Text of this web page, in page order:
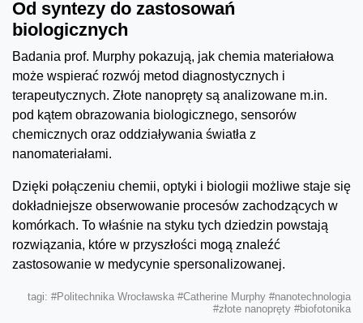
Od syntezy do zastosowań
biologicznych
Badania prof. Murphy pokazują, jak chemia materiałowa
może wspierać rozwój metod diagnostycznych i
terapeutycznych. Złote nanopręty są analizowane m.in.
pod kątem obrazowania biologicznego, sensorów
chemicznych oraz oddziaływania światła z
nanomateriałami.
Dzięki połączeniu chemii, optyki i biologii możliwe staje się
dokładniejsze obserwowanie procesów zachodzących w
komórkach. To właśnie na styku tych dziedzin powstają
rozwiązania, które w przyszłości mogą znaleźć
zastosowanie w medycynie spersonalizowanej.
tagi: #Politechnika Wrocławska #Catherine Murphy #nanotechnologia
#złote nanopręty #biofotonika